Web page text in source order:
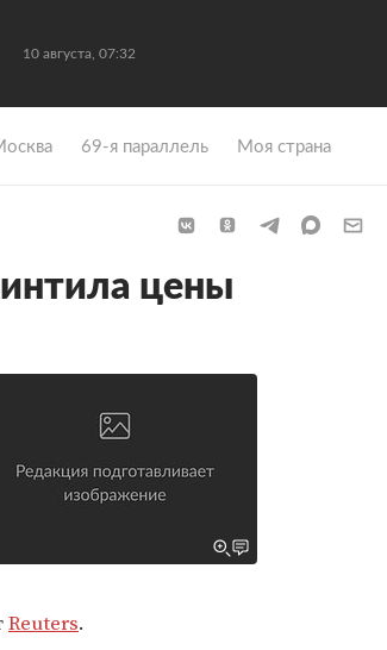
10 августа, 07:32
69-я параллель Моя страна
цены
Reuters.